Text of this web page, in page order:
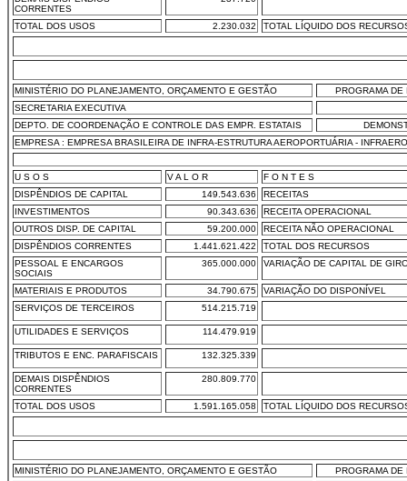
CORRENTES
TOTAL DOS USOS 2.230.032 TOTAL LÍQUIDO DOS
MINISTÉRIO DO PLANEJAMENTO, ORÇAMENTO E GESTÃO
PROGRAMA
SECRETARIA EXECUTIVA
DEPTO. DE COORDENAÇÃO E CONTROLE DAS EMPR. ESTATAIS
EMPRESA : EMPRESA BRASILEIRA DE INFRA-ESTRUTURA AEROPORTUÁRIA - INFRAERO
U S O S V A L O R
F O N T E S
DISPÊNDIOS DE CAPITAL
149.543.636
RECEITAS
INVESTIMENTOS
90.343.636
RECEITA OPERACIONAL
OUTROS DISP. DE CAPITAL
59.200.000
RECEITA NÃO OPERACIONAL
DISPÊNDIOS CORRENTES
1.441.621.422
TOTAL DOS RECURSOS
PESSOAL E ENCARGOS
SOCIAIS
365.000.000 VARIAÇÃO DE CAPITAL DE
MATERIAIS E PRODUTOS 34.790.675
VARIAÇÃO DO DISPONÍVEL
SERVIÇOS DE TERCEIROS
514.215.719
UTILIDADES E SERVIÇOS 114.479.919
TRIBUTOS E ENC. PARAFISCAIS 132.325.339
DEMAIS DISPÊNDIOS
CORRENTES
280.809.770
TOTAL DOS USOS 1.591.165.058 TOTAL LÍQUIDO DOS
MINISTÉRIO DO PLANEJAMENTO, ORÇAMENTO E GESTÃO
PROGRAMA